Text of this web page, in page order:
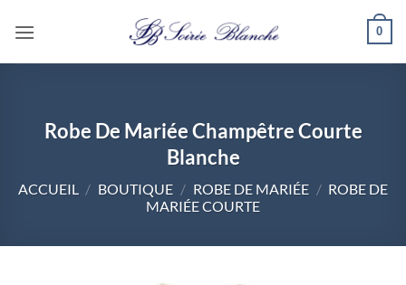
0
Robe De Mariée Champêtre Courte
Blanche
ACCUEIL / BOUTIQUE / ROBE DE MARIÉE / ROBE DE
MARIÉE COURTE